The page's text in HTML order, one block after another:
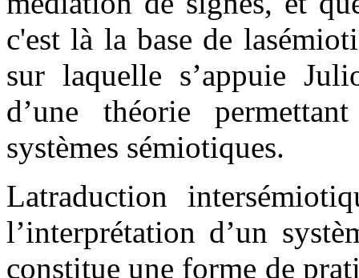
c'est là la base de
sur laquelle s’appuie
d’une théorie
systèmes sémiotiques.
Latraduction
l’interprétation d’un
constitue une forme de